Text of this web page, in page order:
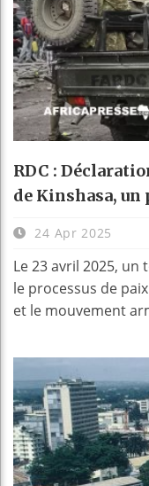
RDC :
de Kinshasa, un
24 Apr 2025
Le 23 avril 2025, un
le processus de
et le mouvement